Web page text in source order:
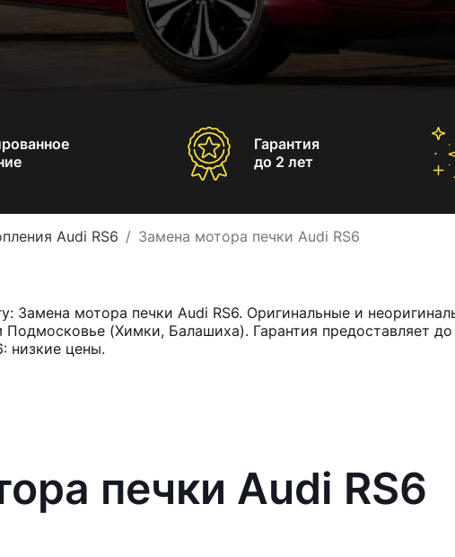
Гарантия
до 2 лет
Audi RS6 Замена мотора печки Audi RS6
Замена мотора печки Audi RS6. Оригинальные и
(Химки, Балашиха). Гарантия предоставляет
низкие цены.
печки Audi RS6